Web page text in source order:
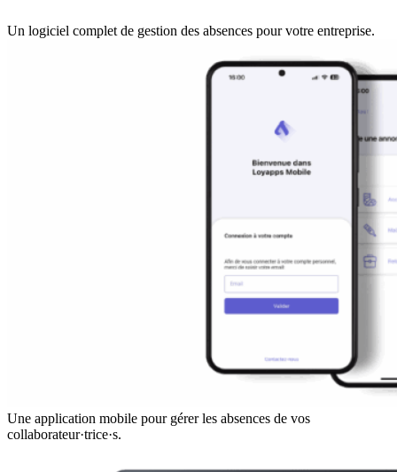
Un logiciel complet de gestion des absences pour votre entreprise.
Une application mobile pour gérer les absences de vos
collaborateur·trice·s.